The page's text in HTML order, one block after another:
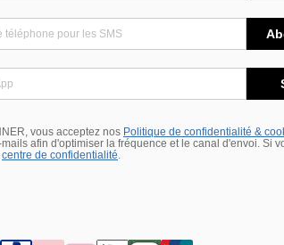
vous acceptez nos Politique de confidentialité &
afin d'optimiser la fréquence et le canal d'envoi. Si
centre de confidentialité.